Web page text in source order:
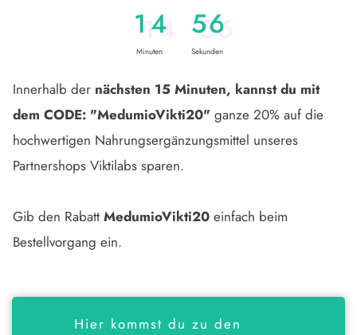
14
Minuten
55
6
Sekunden
Innerhalb der nächsten 15 Minuten, kannst du mit
dem CODE: "MedumioVikti20" ganze 20% auf die
hochwertigen Nahrungsergänzungsmittel unseres
Partnershops Viktilabs sparen.
Gib den Rabatt MedumioVikti20 einfach beim
Bestellvorgang ein.
Hier kommst du zu den